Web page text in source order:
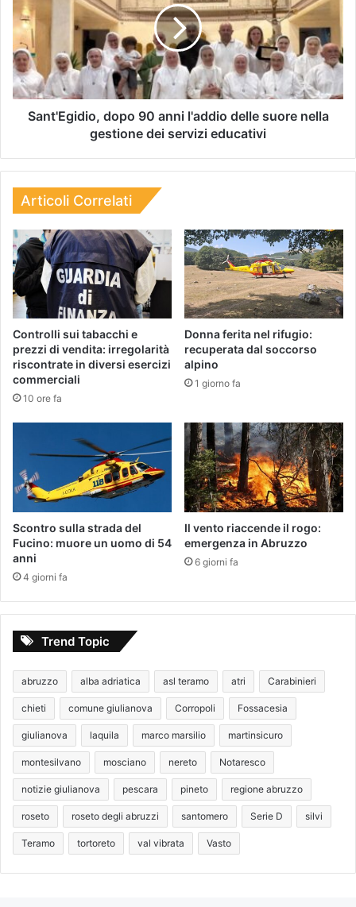
Sant'Egidio, dopo 90 anni l'addio delle suore nella
gestione dei servizi educativi
Articoli Correlati
Controlli sui tabacchi e
prezzi di vendita: irregolarità
riscontrate in diversi esercizi
commerciali
10 ore fa
Donna ferita nel rifugio:
recuperata dal soccorso
alpino
1 giorno fa
Scontro sulla strada del
Fucino: muore un uomo di 54
anni
4 giorni fa
Il vento riaccende il rogo:
emergenza in Abruzzo
6 giorni fa
Trend Topic
abruzzo alba adriatica asl teramo atri Carabinieri
chieti comune giulianova Corropoli Fossacesia
giulianova laquila marco marsilio martinsicuro
montesilvano mosciano nereto Notaresco
notizie giulianova pescara pineto regione abruzzo
roseto roseto degli abruzzi santomero Serie D silvi
Teramo tortoreto val vibrata Vasto